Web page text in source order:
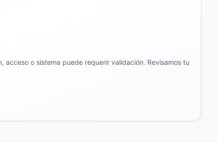
o sistema puede requerir validación. Revisamos tu